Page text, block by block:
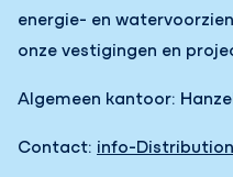
energie- en
onze vestigingen en
Algemeen kantoor:
Contact: info-